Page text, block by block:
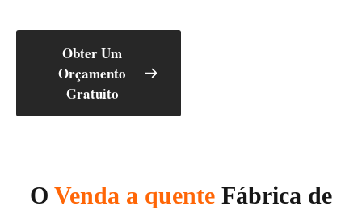
Obter Um
Orçamento
Gratuito
O Venda a quente Fábrica de